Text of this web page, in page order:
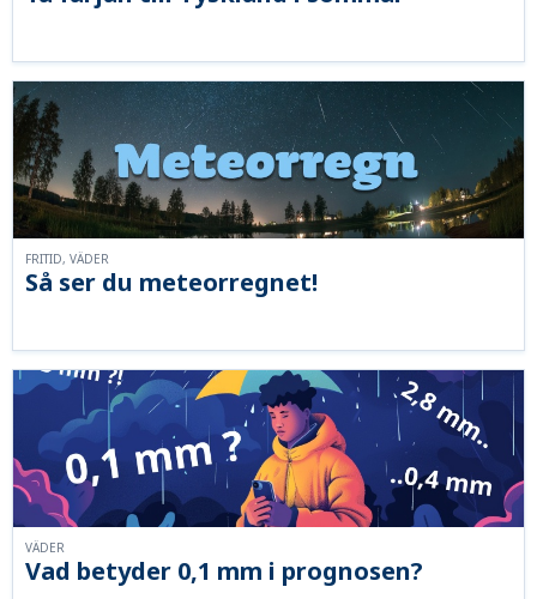
Så ser du meteorregnet!
FRITID, VÄDER
Vad betyder 0,1 mm i prognosen?
VÄDER